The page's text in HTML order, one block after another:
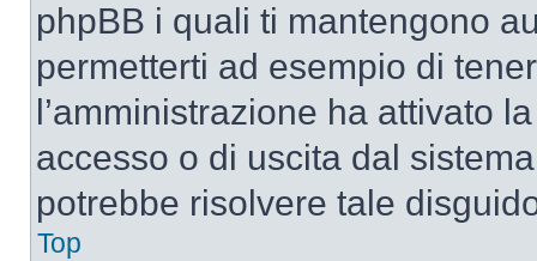
phpBB i quali ti mantengono
permetterti ad esempio di
l’amministrazione ha attivato
accesso o di uscita dal
potrebbe risolvere tale
Top